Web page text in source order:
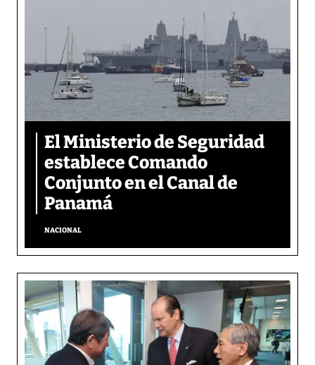
El Ministerio de Seguridad
establece Comando
Conjunto en el Canal de
Panamá
NACIONAL